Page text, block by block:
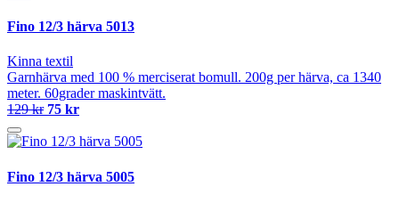
Fino 12/3 härva 5013
Kinna textil
Garnhärva med 100 % merciserat bomull. 200g per härva, ca 1340
meter. 60grader maskintvätt.
129 kr 75 kr
Fino 12/3 härva 5005